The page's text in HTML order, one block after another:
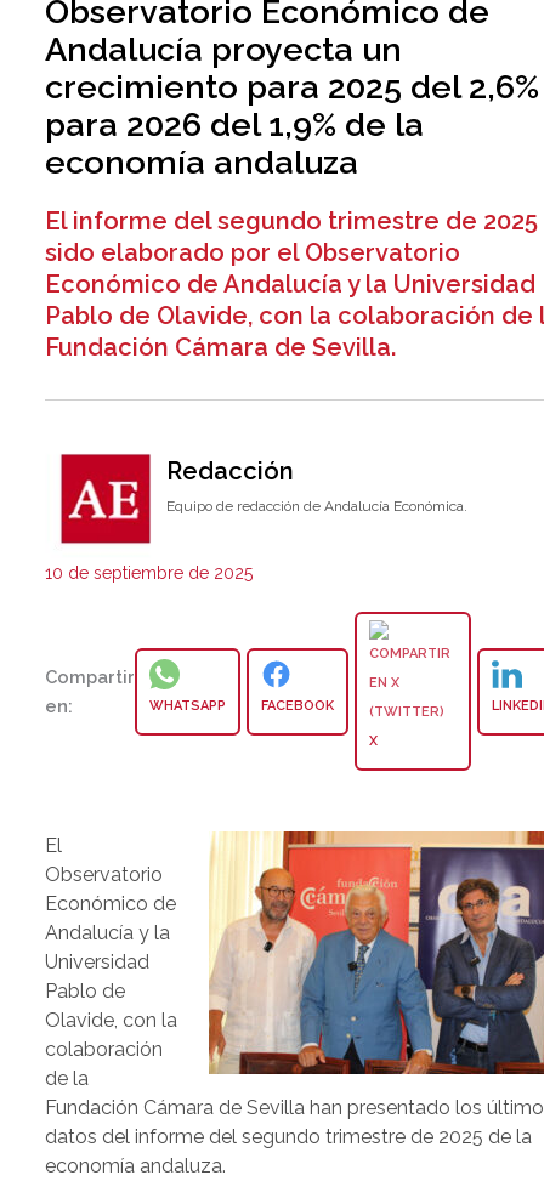
Observatorio Económico de
Andalucía proyecta un
crecimiento para 2025 del 2,6%
para 2026 del 1,9% de la
economía andaluza
El informe del segundo trimestre de 2025
sido elaborado por el Observatorio
Económico de Andalucía y la Universidad
Pablo de Olavide, con la colaboración de
Fundación Cámara de Sevilla.
Redacción
Equipo de redacción de Andalucía Económica.
10 de septiembre de 2025
Compartir
en:
WHATSAPP FACEBOOK
X
El
Observatorio
Económico de
Andalucía y la
Universidad
Pablo de
Olavide, con la
colaboración
de la
Fundación Cámara de Sevilla han presentado los
datos del informe del segundo trimestre de 2025 de la
economía andaluza.